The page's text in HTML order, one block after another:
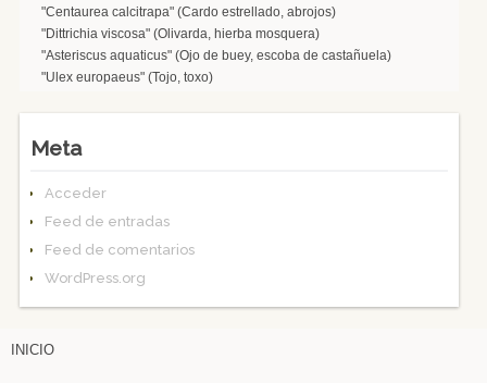
"Centaurea calcitrapa" (Cardo estrellado, abrojos)
"Dittrichia viscosa" (Olivarda, hierba mosquera)
"Asteriscus aquaticus" (Ojo de buey, escoba de castañuela)
"Ulex europaeus" (Tojo, toxo)
Meta
Acceder
Feed de entradas
Feed de comentarios
WordPress.org
INICIO